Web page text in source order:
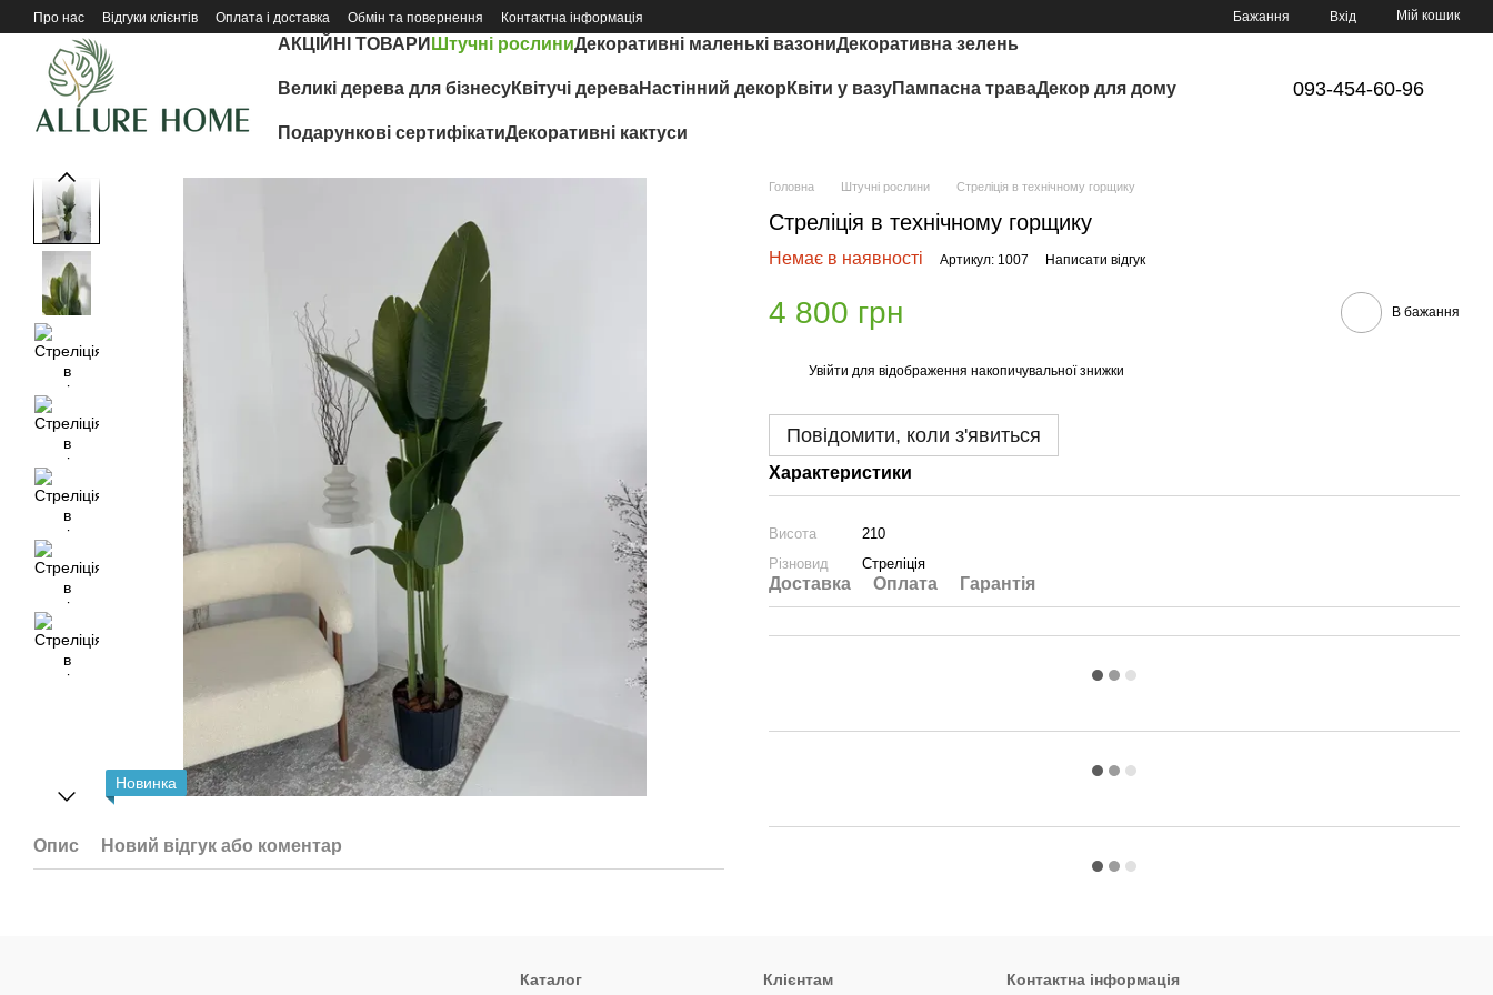
Перейти до основного контенту
Про нас Відгуки клієнтів Оплата і доставка Обмін та повернення Контактна інформація Бажання Вхід Мій кошик
АКЦІЙНІ ТОВАРИ Штучні рослиниДекоративні маленькі вазониДекоративна зелень
Великі дерева для бізнесуКвітучі дереваНастінний декор Квіти у вазуПампасна траваДекор для дому
Подарункові сертифікатиДекоративні кактуси
093-454-60-96
Новинка
Опис Новий відгук або коментар
Головна Штучні рослини Стреліція в технічному горщику
Стреліція в технічному горщику
Немає в наявності Артикул: 1007 Написати відгук
4 800 грн В бажання
Увійти для відображення накопичувальної знижки
Повідомити, коли з'явиться
Характеристики
Висота
210
Різновид
Стреліція
Доставка Оплата Гарантія
Каталог Клієнтам Контактна інформація